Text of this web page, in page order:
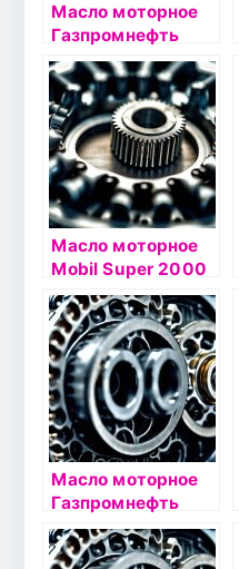
Масло моторное
Газпромнефть
Premium C3 5W30
1л
Масло моторное
Mobil Super 2000
10W40 4л
полусинтетическо
е
Масло моторное
Газпромнефть
Super 5W40 1л